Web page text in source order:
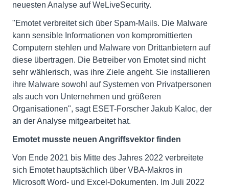
neuesten Analyse auf WeLiveSecurity.
"Emotet verbreitet sich über Spam-Mails. Die Malware
kann sensible Informationen von kompromittierten
Computern stehlen und Malware von Drittanbietern auf
diese übertragen. Die Betreiber von Emotet sind nicht
sehr wählerisch, was ihre Ziele angeht. Sie installieren
ihre Malware sowohl auf Systemen von Privatpersonen
als auch von Unternehmen und größeren
Organisationen", sagt ESET-Forscher Jakub Kaloc, der
an der Analyse mitgearbeitet hat.
Emotet musste neuen Angriffsvektor finden
Von Ende 2021 bis Mitte des Jahres 2022 verbreitete
sich Emotet hauptsächlich über VBA-Makros in
Microsoft Word- und Excel-Dokumenten. Im Juli 2022